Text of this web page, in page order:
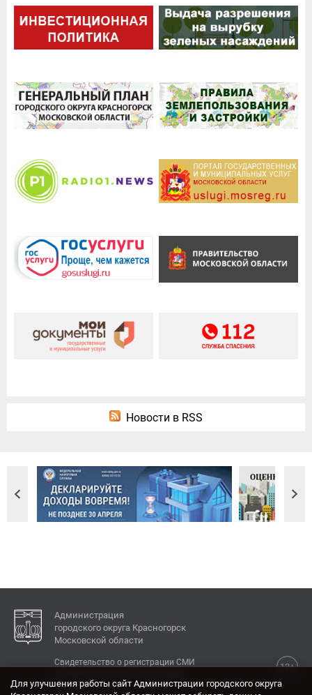
Новости в RSS
Администрация
городского округа Красногорск
Московской области
12+
Свидетельство о регистрации СМИ
Для улучшения работы сайт Администрации городского округа